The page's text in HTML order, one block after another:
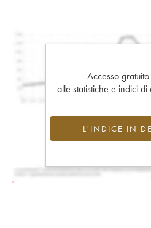
Accesso
alle statistiche e indici
L'INDICE IN